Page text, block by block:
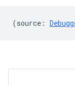
(source :